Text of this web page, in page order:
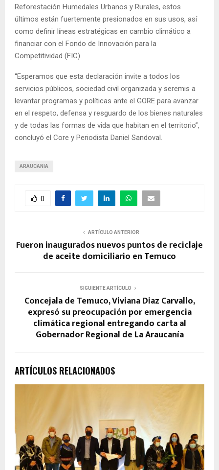
Reforestación Humedales Urbanos y Rurales, estos
últimos están fuertemente presionados en sus usos, así
como definir líneas estratégicas en cambio climático a
financiar con el Fondo de Innovación para la
Competitividad (FIC)
“Esperamos que esta declaración invite a todos los
servicios públicos, sociedad civil organizada y seremis a
levantar programas y políticas ante el GORE para avanzar
en el respeto, defensa y resguardo de los bienes naturales
y de todas las formas de vida que habitan en el territorio”,
concluyó el Core y Periodista Daniel Sandoval.
ARAUCANIA
0
ARTÍCULO ANTERIOR
Fueron inaugurados nuevos puntos de reciclaje
de aceite domiciliario en Temuco
SIGUIENTE ARTÍCULO
Concejala de Temuco, Viviana Diaz Carvallo,
expresó su preocupación por emergencia
climática regional entregando carta al
Gobernador Regional de La Araucanía
ARTÍCULOS RELACIONADOS